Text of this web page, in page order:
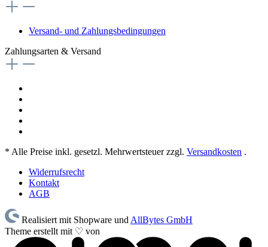
Versand- und Zahlungsbedingungen
Zahlungsarten & Versand
* Alle Preise inkl. gesetzl. Mehrwertsteuer zzgl. Versandkosten .
Widerrufsrecht
Kontakt
AGB
Realisiert mit Shopware und AllBytes GmbH
Theme erstellt mit ♡ von